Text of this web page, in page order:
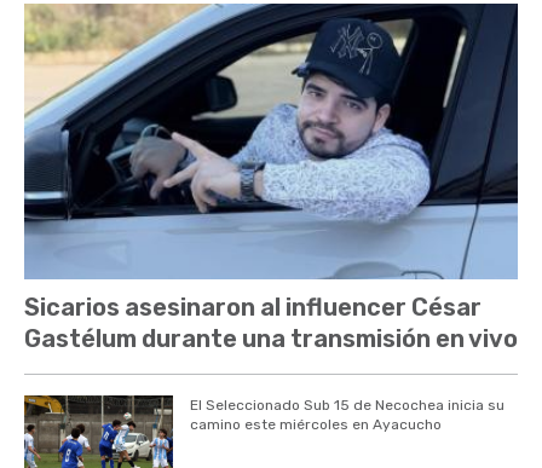
Sicarios asesinaron al influencer César
Gastélum durante una transmisión en vivo
El Seleccionado Sub 15 de Necochea inicia su
camino este miércoles en Ayacucho